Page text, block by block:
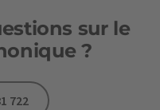
sur le
?
722